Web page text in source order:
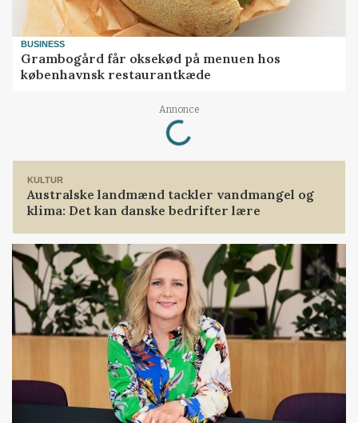
BUSINESS
Grambogård får oksekød på menuen hos
københavnsk restaurantkæde
Annonce
Loading...
KULTUR
Australske landmænd tackler vandmangel og
klima: Det kan danske bedrifter lære